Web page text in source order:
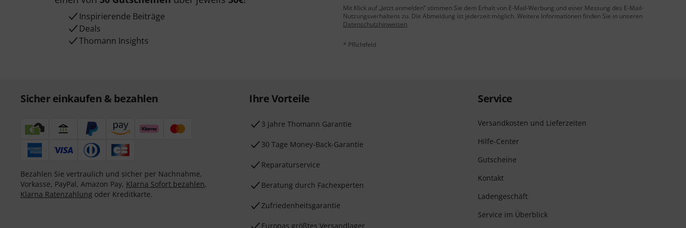
Inspirierende Beiträge
Deals
Thomann Insights
Mit Klick auf „Jetzt anmelden“ stimmen Sie dem Erhalt von E-Mail-Werbung und einer Messung des E-Mail-
Nutzungsverhaltens zu. Die Abmeldung ist jederzeit möglich. Weitere Informationen finden Sie in unseren
Datenschutzhinweisen.
* Pflichtfeld
Sicher einkaufen & bezahlen
Bezahlen Sie vertraulich und sicher per Nachnahme,
Vorkasse, PayPal, Amazon Pay, Klarna Sofort bezahlen,
Klarna Ratenzahlung oder Kreditkarte.
Ihre Vorteile
3 Jahre Thomann Garantie
30 Tage Money-Back-Garantie
Reparaturservice
Beratung durch Fachexperten
Zufriedenheitsgarantie
Europas größtes Versandlager
Service
Versandkosten und Lieferzeiten
Hilfe-Center
Gutscheine
Kontakt
Ladengeschäft
Service im Überblick